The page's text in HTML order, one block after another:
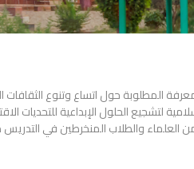
المطلوبة حول اتساع وتنوع الثقافات
لتشجيع الحلول الإبداعية للتحديات
والطلاب المنخرطين في التدريس